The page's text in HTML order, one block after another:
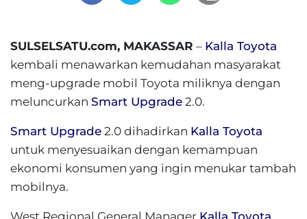
SULSELSATU.com, MAKASSAR – Kalla Toyota
kembali menawarkan kemudahan masyarakat
meng-upgrade mobil Toyota miliknya dengan
meluncurkan Smart Upgrade 2.0.
Smart Upgrade 2.0 dihadirkan Kalla Toyota
untuk menyesuaikan dengan kemampuan
ekonomi konsumen yang ingin menukar tambah
mobilnya.
West Regional General Manager Kalla Toyota